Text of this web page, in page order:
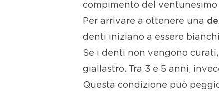
compimento del
Per arrivare a ottenere una
denti iniziano a essere
Se i denti non vengono
giallastro. Tra 3 e 5 anni,
Questa condizione può